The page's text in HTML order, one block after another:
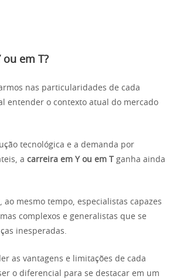
ou em T?
nas particularidades de cada
entender o contexto atual do mercado
tecnológica e a demanda por
a carreira em Y ou em T
ganha ainda
ao mesmo tempo, especialistas capazes
complexos e generalistas que se
inesperadas.
as vantagens e limitações de cada
o diferencial para se destacar em um